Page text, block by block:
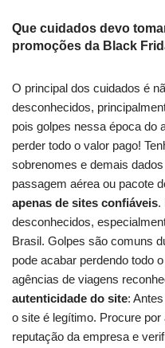
Que cuidados devo
promoções da Black
O principal dos cuidados é
desconhecidos,
pois golpes nessa época do
perder todo o valor pago!
sobrenomes e demais
passagem aérea ou pacote
apenas de sites confiáveis.
desconhecidos,
Brasil. Golpes são comuns
pode acabar perdendo todo
agências de viagens
autenticidade do site:
o site é legítimo. Procure
reputação da empresa e